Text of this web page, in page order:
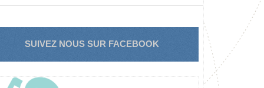
SUIVEZ NOUS SUR FACEBOOK